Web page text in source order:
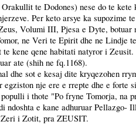
te Dodones) nese do te kete
Per keto arsye ka supozime
Volumi III, Pjesa e Dyte, botuar
ne Veri te Epirit dhe ne Lindje
kene qene habitati natyror i
ate (shih ne fq.1168).
dhe sot e kesaj dite kryqezohen
nje ere e rrepte dhe e forte
i thote "Po fryne Tomorja, na
e kane adhuruar Pellazgo-
Zeri i Zotit, pra ZEUSIT.